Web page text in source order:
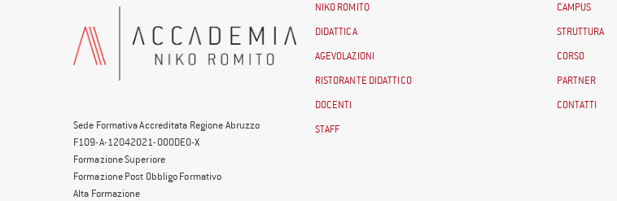
Sede Formativa Accreditata Regione Abruzzo
F109-A-12042021-000DE0-X
Formazione Superiore
Formazione Post Obbligo Formativo
Alta Formazione
NIKO ROMITO
DIDATTICA
AGEVOLAZIONI
RISTORANTE DIDATTICO
DOCENTI
STAFF
CAMPUS
STRUTTURA
CORSO
PARTNER
CONTATTI